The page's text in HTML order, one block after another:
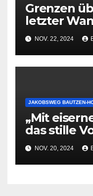
Grenzen
letzter
Bautzen
NOV. 22, 2024
JAKOBSWEG BAUTZEN-
„Mit
das stille
Aue!“
NOV. 20, 2024